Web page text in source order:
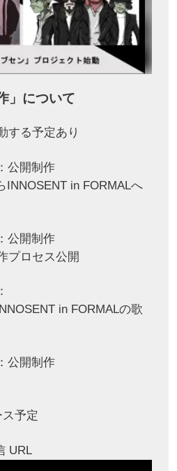
」について
る予定あり
公開制作
in FORMALへ
公開制作
プロセス公開
in FORMALの歌
公開制作
予定
URL